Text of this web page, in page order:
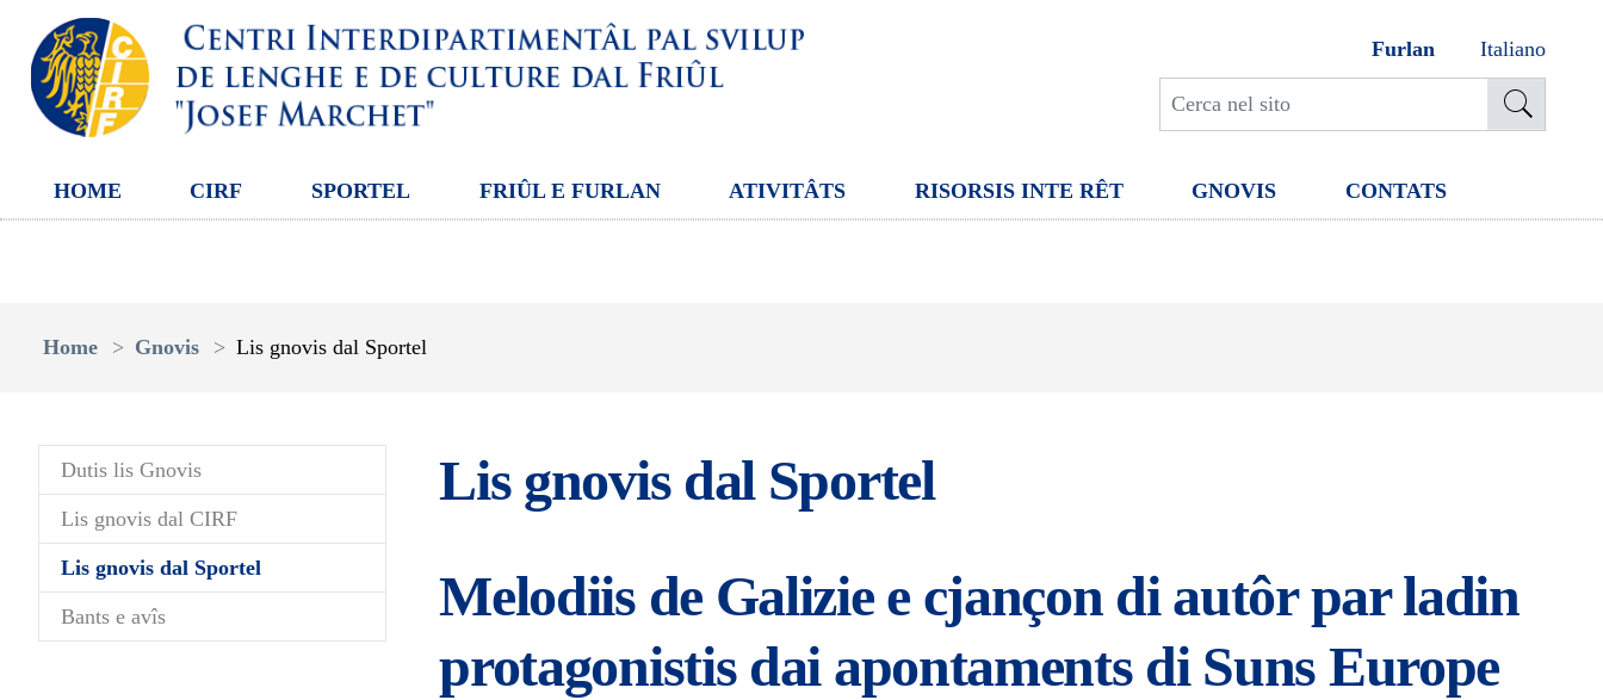
Furlan Italiano
HOME CIRF SPORTEL FRIÛL E FURLAN ATIVITÂTS RISORSIS INTE RÊT GNOVIS CONTATS
Home
Gnovis Lis gnovis dal Sportel
Dutis lis Gnovis
Lis gnovis dal CIRF
Lis gnovis dal Sportel
Bants e avîs
Lis gnovis dal Sportel
Melodiis de Galizie e cjançon di autôr par ladin
protagonistis dai apontaments di Suns Europe